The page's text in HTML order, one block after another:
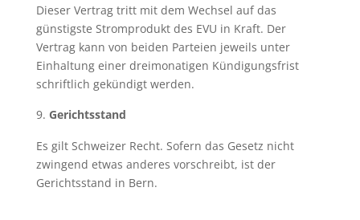
Dieser Vertrag tritt mit dem Wechsel auf das
günstigste Stromprodukt des EVU in Kraft. Der
Vertrag kann von beiden Parteien jeweils unter
Einhaltung einer dreimonatigen Kündigungsfrist
schriftlich gekündigt werden.
Gerichtsstand
Es gilt Schweizer Recht. Sofern das Gesetz nicht
zwingend etwas anderes vorschreibt, ist der
Gerichtsstand in Bern.